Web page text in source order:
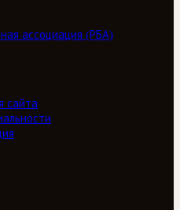
ассоциация (РБА)
сайта